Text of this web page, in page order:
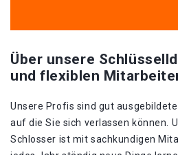
Über unsere
und flexiblen
Unsere Profis sind gut
auf die Sie sich verlassen können.
Schlosser ist mit sachkundigen